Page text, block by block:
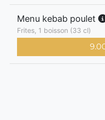
Menu kebab poulet
Frites, 1 boisson (33 cl)